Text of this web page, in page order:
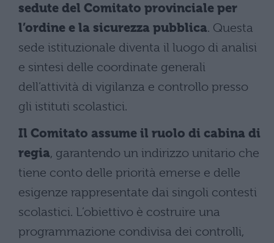
sedute del Comitato provinciale per
l’ordine e la sicurezza pubblica. Questa
sede istituzionale diventa il luogo di analisi
e sintesi delle coordinate generali
dell’attività di vigilanza e controllo presso
gli istituti scolastici.
Il Comitato assume il ruolo di cabina di
regia, garantendo un indirizzo unitario che
tiene conto delle priorità emerse e delle
esigenze rappresentate dai singoli contesti
scolastici. L’obiettivo è costruire una
programmazione condivisa dei controlli,